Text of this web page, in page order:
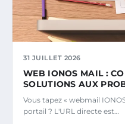
31 JUILLET 2026
WEB IONOS MAIL :
SOLUTIONS AUX
Vous tapez « webmail
portail ? L'URL directe est…